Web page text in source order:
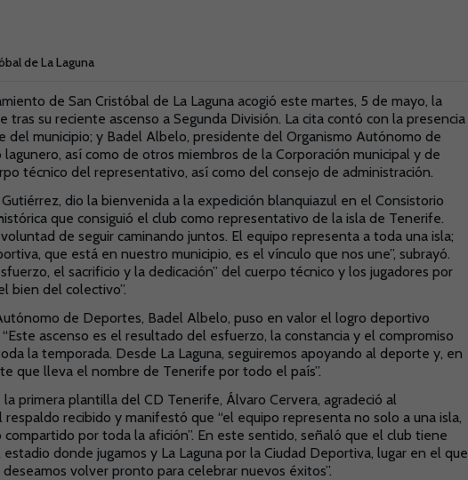
de La Laguna
de San Cristóbal de La Laguna acogió este martes, 5 de mayo, la
tras su reciente ascenso a Segunda División. La cita contó con la presencia
del municipio; y Badel Albelo, presidente del Organismo Autónomo de
así como de otros miembros de la Corporación municipal y de
técnico del representativo, así como del consejo de administración.
dio la bienvenida a la expedición blanquiazul en el Consistorio
que consiguió el club como representativo de la isla de Tenerife.
de seguir caminando juntos. El equipo representa a toda una isla;
que está en nuestro municipio, es el vínculo que nos une”, subrayó.
el sacrificio y la dedicación” del cuerpo técnico y los jugadores por
bien del colectivo”.
de Deportes, Badel Albelo, puso en valor el logro deportivo
ascenso es el resultado del esfuerzo, la constancia y el compromiso
la temporada. Desde La Laguna, seguiremos apoyando al deporte y, en
que lleva el nombre de Tenerife por todo el país”.
primera plantilla del CD Tenerife, Álvaro Cervera, agradeció al
recibido y manifestó que “el equipo representa no solo a una isla,
por toda la afición”. En este sentido, señaló que el club tiene
estadio donde jugamos y La Laguna por la Ciudad Deportiva, lugar en el que
volver pronto para celebrar nuevos éxitos”.